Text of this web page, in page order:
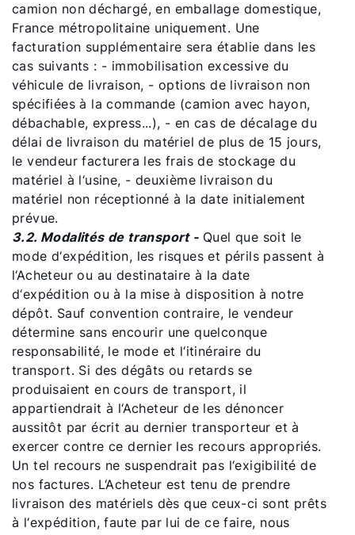
camion non déchargé, en emballage domestique,
France métropolitaine uniquement. Une
facturation supplémentaire sera établie dans les
cas suivants : - immobilisation excessive du
véhicule de livraison, - options de livraison non
spécifiées à la commande (camion avec hayon,
débachable, express...), - en cas de décalage du
délai de livraison du matériel de plus de 15 jours,
le vendeur facturera les frais de stockage du
matériel à l‘usine, - deuxième livraison du
matériel non réceptionné à la date initialement
prévue.
3.2. Modalités de transport -Quel que soit le
mode d‘expédition, les risques et périls passent à
l‘Acheteur ou au destinataire à la date
d‘expédition ou à la mise à disposition à notre
dépôt. Sauf convention contraire, le vendeur
détermine sans encourir une quelconque
responsabilité, le mode et l‘itinéraire du
transport. Si des dégâts ou retards se
produisaient en cours de transport, il
appartiendrait à l‘Acheteur de les dénoncer
aussitôt par écrit au dernier transporteur et à
exercer contre ce dernier les recours appropriés.
Un tel recours ne suspendrait pas l‘exigibilité de
nos factures. L‘Acheteur est tenu de prendre
livraison des matériels dès que ceux-ci sont prêts
à l‘expédition, faute par lui de ce faire, nous